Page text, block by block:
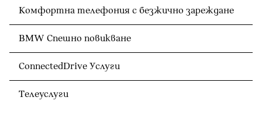
Комфортна телефония с безжично зареждане
BMW Спешно повикване
ConnectedDrive Услуги
Телеуслуги